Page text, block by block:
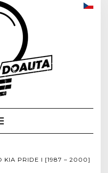
KIA PRIDE I [1987 – 2000]